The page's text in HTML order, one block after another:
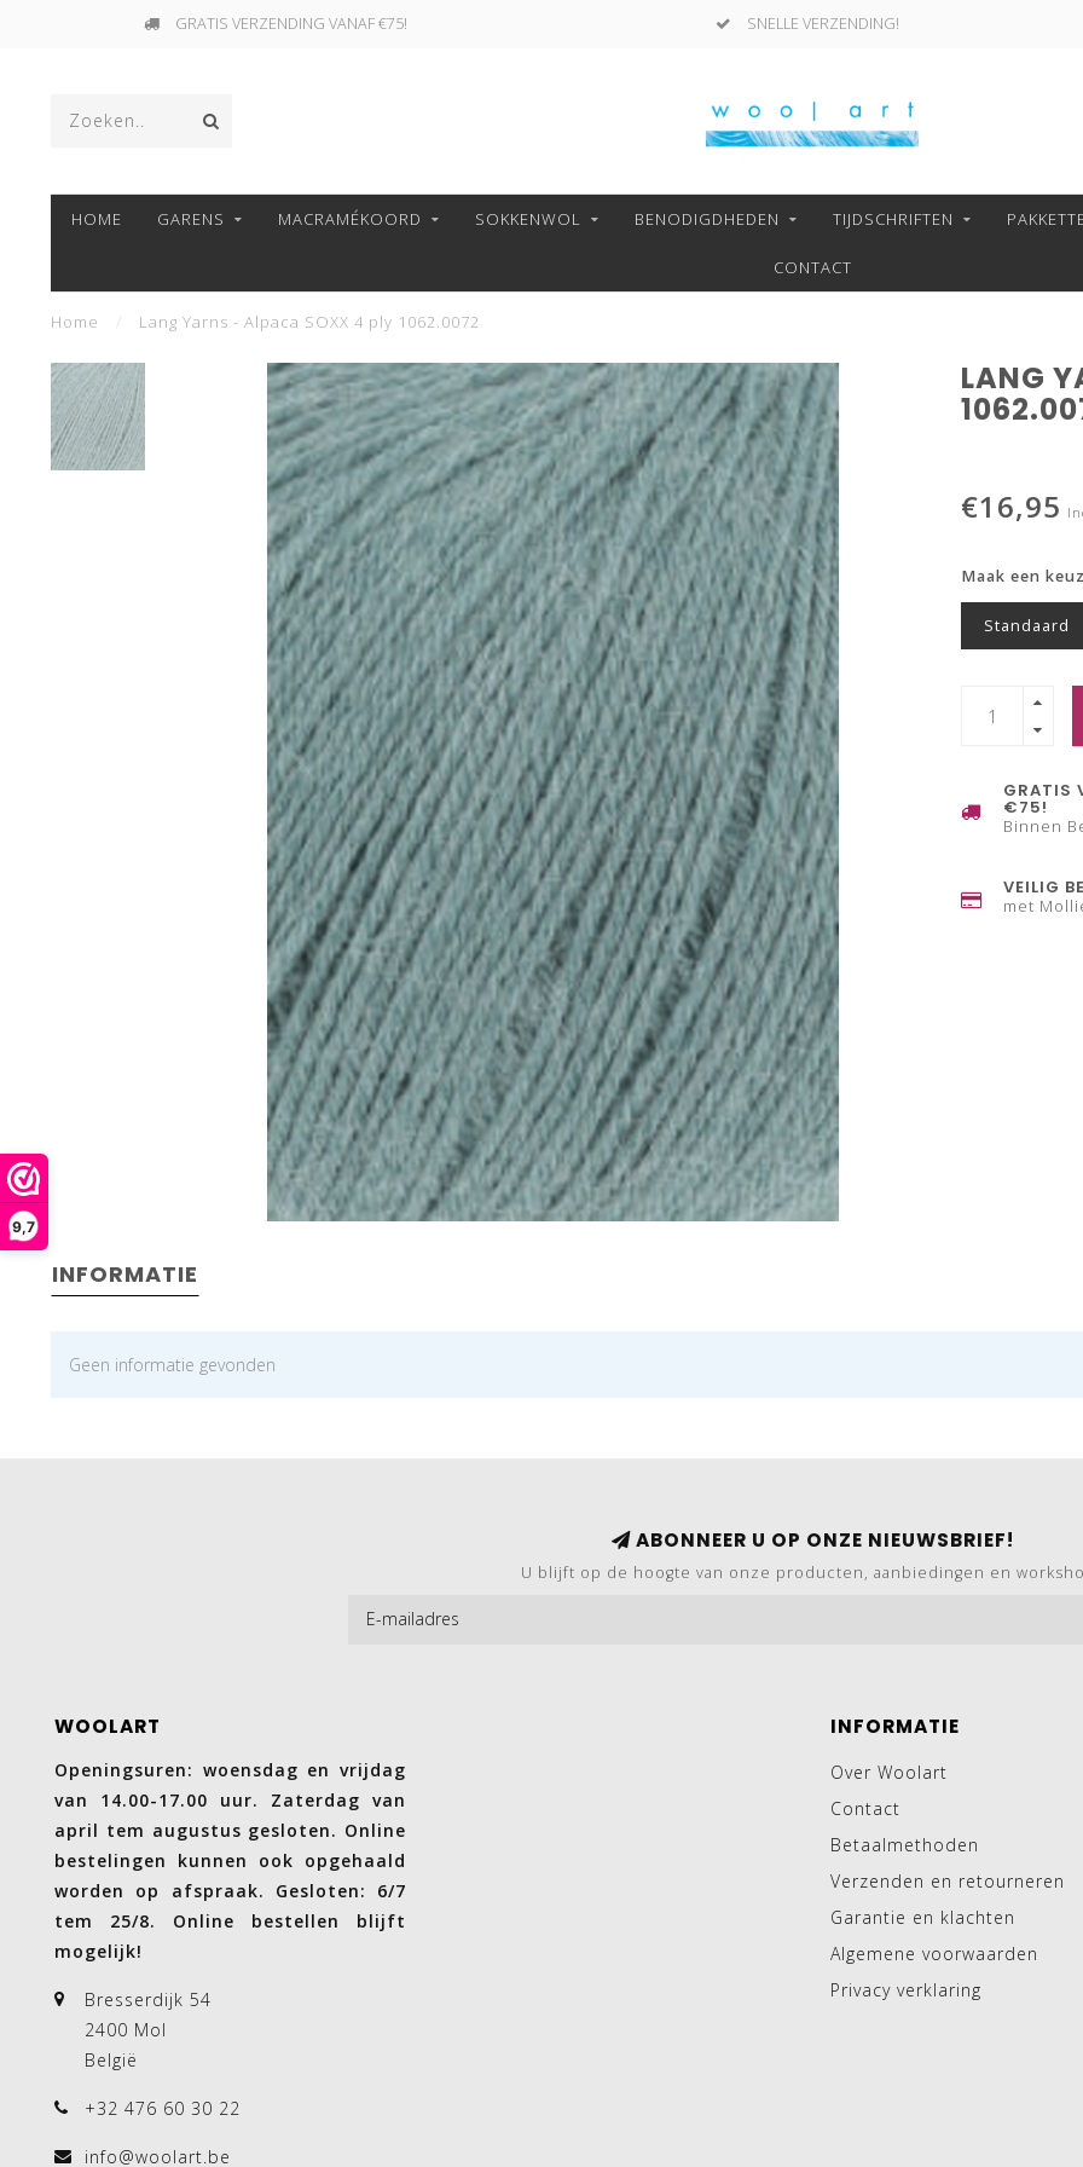
9,7
GRATIS VERZENDING VANAF €75! SNELLE VERZENDING!
HOME GARENS MACRAMÉKOORD SOKKENWOL BENODIGDHEDEN TIJDSCHRIFTEN
CONTACT
Home Lang Yarns - Alpaca SOXX 4 ply 1062.0072
LANG
€16,95
Maak een
Standaard
GRATIS
€75!
Binnen
VEILIG
met
INFORMATIE
Geen informatie gevonden
ABONNEER U OP ONZE NIEUWSBRIEF!
U blijft op de hoogte van onze producten, aanbiedingen en
WOOLART
Openingsuren: woensdag en vrijdag
van 14.00-17.00 uur. Zaterdag van
april tem augustus gesloten. Online
bestelingen kunnen ook opgehaald
worden op afspraak. Gesloten: 6/7
tem 25/8. Online bestellen blijft
mogelijk!
Bresserdijk 54
2400 Mol
België
+32 476 60 30 22
info@woolart.be
INFORMATIE
Over Woolart
Contact
Betaalmethoden
Verzenden en retourneren
Garantie en klachten
Algemene voorwaarden
Privacy verklaring